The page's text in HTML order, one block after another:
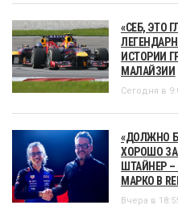
«СЕБ, ЭТО
ИСТОРИИ
МАЛАЙЗИИ
Сегодня в
«ДОЛЖНО
ХОРОШО
ШТАЙНЕР
МАРКО В
Вчера в